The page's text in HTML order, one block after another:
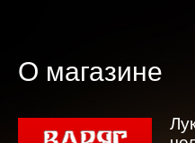
О магазине